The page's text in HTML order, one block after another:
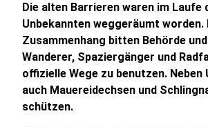
Die alten Barrieren waren im Laufe
Unbekannten weggeräumt worden.
Zusammenhang bitten Behörde
Wanderer, Spaziergänger und
offizielle Wege zu benutzen. Neben
auch Mauereidechsen und
schützen.